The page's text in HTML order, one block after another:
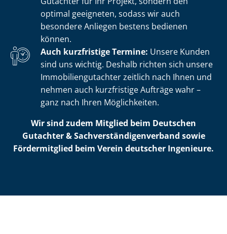
optimal geeigneten, sodass wir auch
besondere Anliegen bestens bedienen
können.
Auch kurzfristige Termine: Unsere Kunden
sind uns wichtig. Deshalb richten sich unsere
Im­mo­bi­li­en­gut­ach­ter zeitlich nach Ihnen und
nehmen auch kurzfristige Aufträge wahr –
ganz nach Ihren Möglichkeiten.
Wir sind zudem Mitglied beim Deutschen
Gutachter & Sach­ver­stän­di­gen­ver­band sowie
Fördermitglied beim Verein deutscher Ingenieure.